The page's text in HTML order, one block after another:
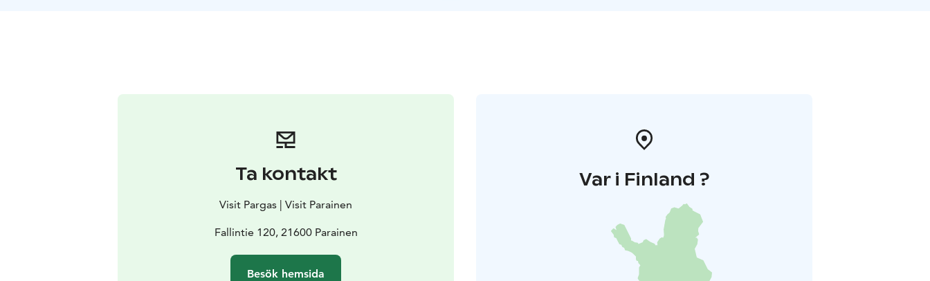
Ta kontakt
Visit Pargas | Visit Parainen
Fallintie 120, 21600 Parainen
Besök hemsida
Var i Finland ?